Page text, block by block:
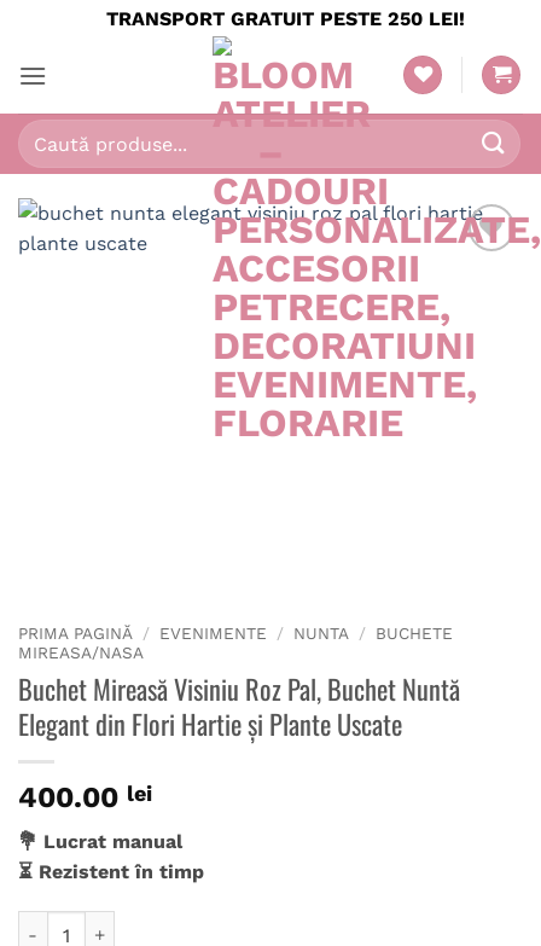
content
TRANSPORT GRATUIT PESTE 250 LEI!
Caută
după:
PRIMA PAGINĂ / EVENIMENTE / NUNTA / BUCHETE
MIREASA/NASA
Buchet Mireasă Visiniu Roz Pal, Buchet Nuntă
Elegant din Flori Hartie și Plante Uscate
400.00 lei
💐 Lucrat manual
⏳ Rezistent în timp